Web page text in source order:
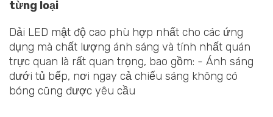
từng loại
Dải LED mật độ cao phù hợp nhất cho các ứng
dụng mà chất lượng ánh sáng và tính nhất quán
trực quan là rất quan trọng, bao gồm: - Ánh sáng
dưới tủ bếp, nơi ngay cả chiếu sáng không có
bóng cũng được yêu cầu